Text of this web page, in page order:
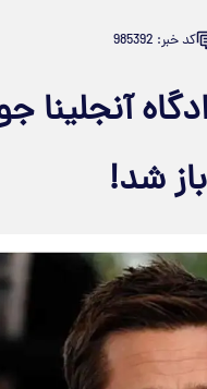
کد خبر: 985392
آنجلینا
شد!